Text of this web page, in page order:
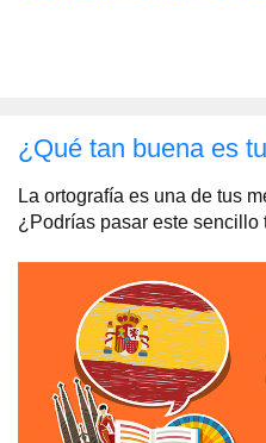
¿Qué tan buena es
La ortografía es una de tus
¿Podrías pasar este sencillo